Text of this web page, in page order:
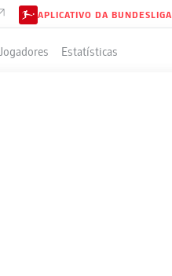
APLICATIVO DA BUNDESLIGA
Jogadores Estatísticas